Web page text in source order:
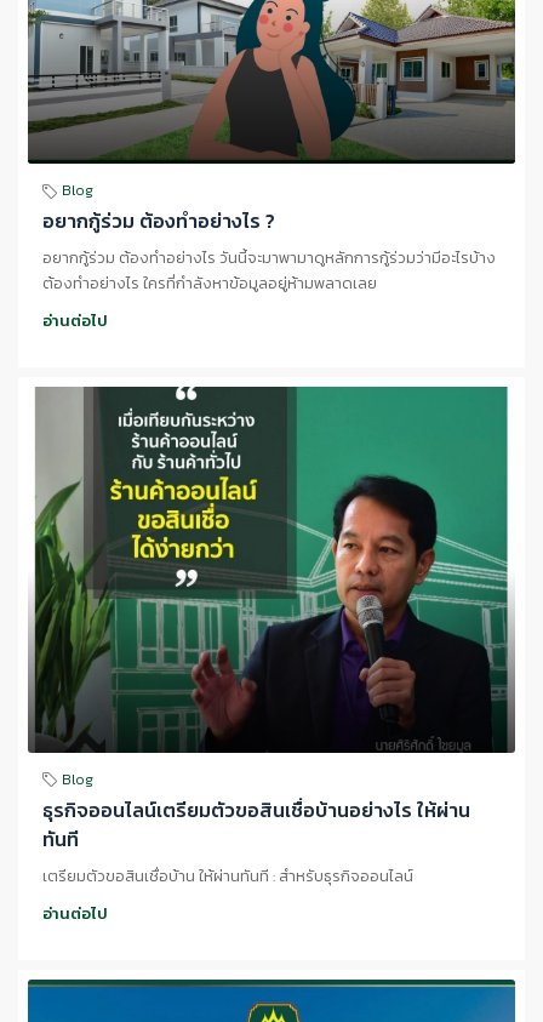
Blog
อยากกู้ร่วม ต้องทำอย่างไร ?
อยากกู้ร่วม ต้องทำอย่างไร วันนี้จะมาพามาดูหลักการกู้ร่วมว่ามีอะไรบ้าง
ต้องทำอย่างไร ใครที่กำลังหาข้อมูลอยู่ห้ามพลาดเลย
อ่านต่อไป
Blog
ธุรกิจออนไลน์เตรียมตัวขอสินเชื่อบ้านอย่างไร ให้ผ่าน
ทันที
เตรียมตัวขอสินเชื่อบ้าน ให้ผ่านทันที : สำหรับธุรกิจออนไลน์
อ่านต่อไป